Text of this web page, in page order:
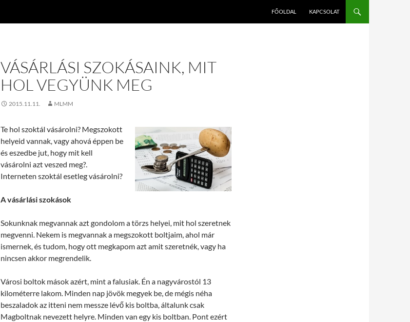
FŐOLDAL KAPCSOLAT
VÁSÁRLÁSI SZOKÁSAINK, MIT
HOL VEGYÜNK MEG
2015.11.11. MLMM
Te hol szoktál vásárolni? Megszokott
helyeid vannak, vagy ahová éppen be
és eszedbe jut, hogy mit kell
vásárolni azt veszed meg?.
Interneten szoktál esetleg vásárolni?
A vásárlási szokások
Sokunknak megvannak azt gondolom a törzs helyei, mit hol szeretnek
megvenni. Nekem is megvannak a megszokott boltjaim, ahol már
ismernek, és tudom, hogy ott megkapom azt amit szeretnék, vagy ha
nincsen akkor megrendelik.
Városi boltok mások azért, mint a falusiak. Én a nagyvárostól 13
kilométerre lakom. Minden nap jövök megyek be, de mégis néha
beszaladok az itteni nem messze lévő kis boltba, általunk csak
Magboltnak nevezett helyre. Minden van egy kis boltban. Pont ezért